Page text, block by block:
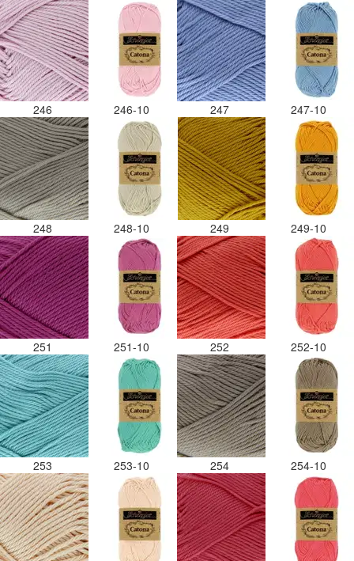
246 246-10 247 247-10
248 248-10 249 249-10
251 251-10 252 252-10
253 253-10 254 254-10